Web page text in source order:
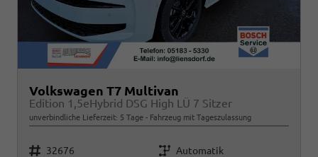
Volkswagen T7 Multivan
Edition 1,5eHybrid DSG High LÜ 7 Sitzer
unverbindliche Lieferzeit: 5 Tage Fahrzeug mit Tageszulassung
Fahrzeugnr. 32676 Getriebe Automatik